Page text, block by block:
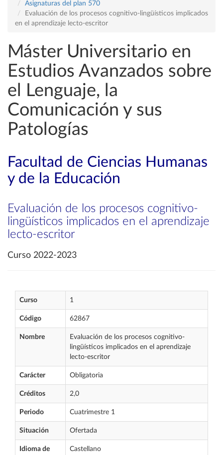
Asignaturas del plan 570
Evaluación de los procesos cognitivo-lingüísticos implicados
en el aprendizaje lecto-escritor
Máster Universitario en
Estudios Avanzados sobre
el Lenguaje, la
Comunicación y sus
Patologías
Facultad de Ciencias Humanas
y de la Educación
Evaluación de los procesos cognitivo-
lingüísticos implicados en el aprendizaje
lecto-escritor
Curso 2022-2023
Curso 1
Código 62867
Nombre
Evaluación de los procesos cognitivo-
lingüísticos implicados en el aprendizaje
lecto-escritor
Carácter Obligatoria
Créditos 2,0
Periodo Cuatrimestre 1
Situación Ofertada
Idioma de
Castellano